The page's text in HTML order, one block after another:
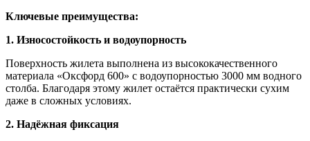
Ключевые преимущества:
1. Износостойкость и водоупорность
Поверхность жилета выполнена из высококачественного
материала «Оксфорд 600» с водоупорностью 3000 мм водного
столба. Благодаря этому жилет остаётся практически сухим
даже в сложных условиях.
2. Надёжная фиксация